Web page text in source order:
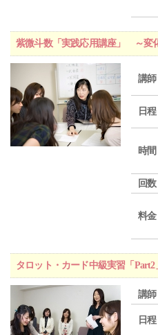
紫微斗数「実践応用講座」 ～変
講師
日程
時間
回数
料金
タロット・カード中級実習「
講師
日程